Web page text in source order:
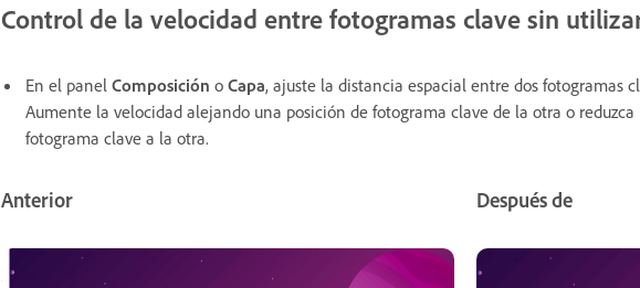
Control de la velocidad entre fotogramas clave sin
En el panel Composición o Capa, ajuste la distancia espacial entre dos fotogramas
Aumente la velocidad alejando una posición de fotograma clave de la otra o
fotograma clave a la otra.
Anterior Después de